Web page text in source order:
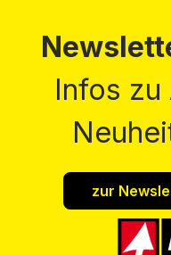
Infos zu
zur